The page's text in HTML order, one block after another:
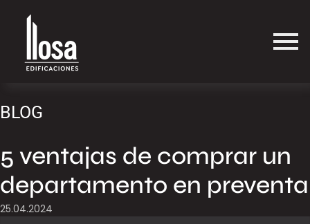
BLOG
5 ventajas de comprar un
departamento en preventa
25.04.2024